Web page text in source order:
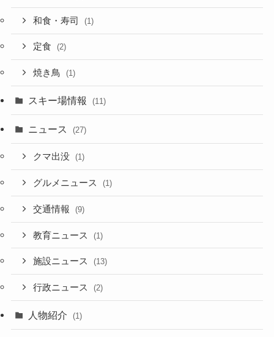
和食・寿司 (1)
定食 (2)
焼き鳥 (1)
スキー場情報 (11)
ニュース (27)
クマ出没 (1)
グルメニュース (1)
交通情報 (9)
教育ニュース (1)
施設ニュース (13)
行政ニュース (2)
人物紹介 (1)